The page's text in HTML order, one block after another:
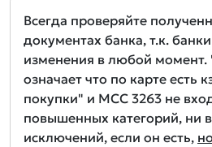
Всегда проверяйте
документах банка, т.к.
изменения в любой момент.
означает что по карте есть
покупки" и MCC 3263 не
повышенных категорий, ни
исключений, если он есть, но